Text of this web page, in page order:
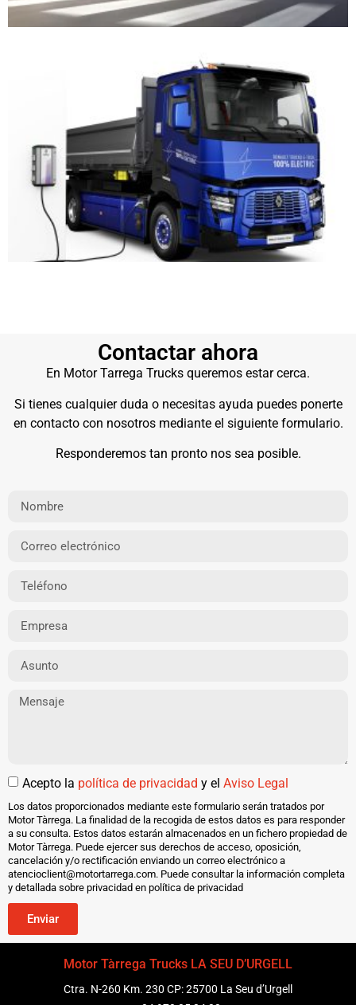
Contactar ahora
En Motor Tarrega Trucks queremos estar cerca.
Si tienes cualquier duda o necesitas ayuda puedes ponerte
en contacto con nosotros mediante el siguiente formulario.
Responderemos tan pronto nos sea posible.
Acepto la política de privacidad y el Aviso Legal
Los datos proporcionados mediante este formulario serán tratados por
Motor Tàrrega. La finalidad de la recogida de estos datos es para responder
a su consulta. Estos datos estarán almacenados en un fichero propiedad de
Motor Tàrrega. Puede ejercer sus derechos de acceso, oposición,
cancelación y/o rectificación enviando un correo electrónico a
atencioclient@motortarrega.com. Puede consultar la información completa
y detallada sobre privacidad en política de privacidad
Enviar
Motor Tàrrega Trucks LA SEU D’URGELL
Ctra. N-260 Km. 230 CP: 25700 La Seu d’Urgell